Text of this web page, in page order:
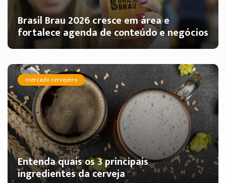
Brasil Brau 2026 cresce em área e
fortalece agenda de conteúdo e negócios
mercado cervejeiro
Entenda quais os 3 principais
ingredientes da cerveja